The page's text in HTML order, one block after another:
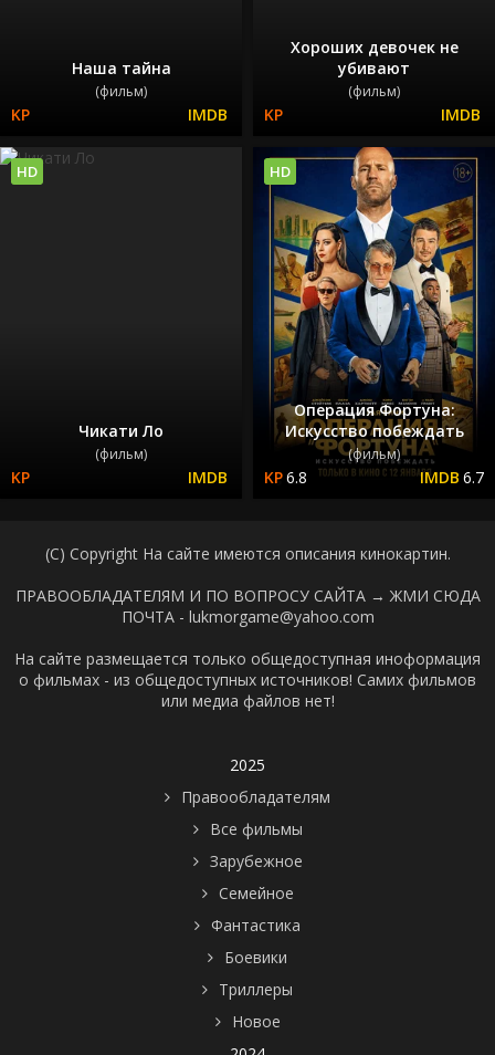
Наша тайна
(фильм)
Хороших девочек не
убивают
(фильм)
Чикати Ло
(фильм)
HD
Операция Фортуна:
Искусство побеждать
(фильм)
6.8 6.7
HD
(C) Copyright На сайте имеются описания кинокартин.
ПРАВООБЛАДАТЕЛЯМ И ПО ВОПРОСУ САЙТА → ЖМИ СЮДА
ПОЧТА - lukmorgame@yahoo.com
На сайте размещается только общедоступная иноформация
о фильмах - из общедоступных источников! Самих фильмов
или медиа файлов нет!
2025
Правообладателям
Все фильмы
Зарубежное
Семейное
Фантастика
Боевики
Триллеры
Новое